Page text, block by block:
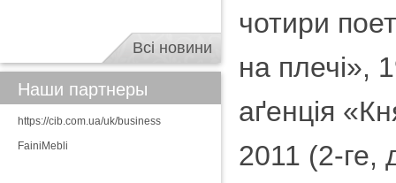
чотири
на плечі»,
аґенція
2011 (2-ге,
Всі новини
Наши партнеры
https://cib.com.ua/uk/business
FainiMebli